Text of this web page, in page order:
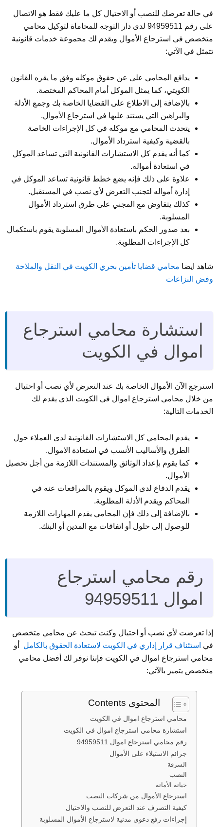
في حالة تعرضك للنصب أو الاحتيال كل ما عليك فقط هو الاتصال
على رقم 94959511 لدى دار التوجه للمحاماة لتوكيل محامي
متخصص في استرجاع الأموال ويقدم لك مجموعة خدمات قانونية
تتمثل في الآتي:
يدافع المحامي على عن حقوق موكله وفق ما يقره القانون
الكويتي، كما يمثل الموكل أمام المحاكم المختصة.
بالإضافة إلى الاطلاع على القضايا الخاصة بك وجمع الأدلة
والبراهين التي يستند عليها في استرجاع الأموال.
يتحدث المحامي مع موكله في كل الإجراءات الخاصة
بالقضية وكيفية استرداد الأموال.
كما أنه يقدم كل الاستشارات القانونية التي تساعد الموكل
في استعادة أمواله.
علاوة على ذلك فإنه يضع خطط قانونية تساعد الموكل في
إدارة أمواله لتجنب التعرض لأي نصب في المستقبل.
كذلك يتفاوض مع المجني على طرق استرداد الأموال
المسلوبة.
بعد صدور الحكم باستعادة الأموال المسلوبة يقوم باستكمال
كل الإجراءات المطلوبة.
شاهد ايضا محامي قضايا تأمين بحري الكويت في النقل والملاحة
وفض النزاعات
استشارة محامي استرجاع
اموال في الكويت
استرجع الآن الأموال الخاصة بك عند التعرض لأي نصب أو احتيال
من خلال محامي استرجاع اموال في الكويت الذي يقدم لك
الخدمات التالية:
يقدم المحامي كل الاستشارات القانونية لدى العملاء حول
الطرق والأساليب الأنسب في استعادة الاموال.
كما يقوم بإعداد الوثائق والمستندات اللازمة من أجل تحصيل
الأموال.
يقدم الدفاع لدى الموكل ويقوم بالمرافعات عنه في
المحاكم ويقدم الأدلة المطلوبة.
بالإضافة إلى ذلك فإن المحامي يقدم المهارات اللازمة
للوصول إلى حلول أو اتفاقات مع المدين أو البنك.
رقم محامي استرجاع
اموال 94959511
إذا تعرضت لأي نصب أو احتيال وكنت تبحث عن محامي متخصص
في استئناف قرار إداري في الكويت لاستعادة الحقوق بالكامل أو
محامي استرجاع اموال في الكويت فإننا نوفر لك أفضل محامي
متخصص يتميز بالآتي:
المحتوى Contents
محامي استرجاع اموال في الكويت
استشارة محامي استرجاع اموال في الكويت
رقم محامي استرجاع اموال 94959511
جرائم الاستيلاء على الأموال
السرقة
النصب
خيانة الأمانة
استرجاع الأموال من شركات النصب
كيفية التصرف عند التعرض للنصب والاحتيال
إجراءات رفع دعوى مدنية لاسترجاع الأموال المسلوبة